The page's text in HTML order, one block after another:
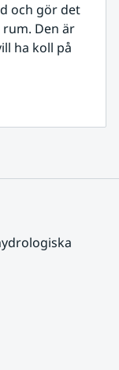
och gör det
Den är
ha koll på